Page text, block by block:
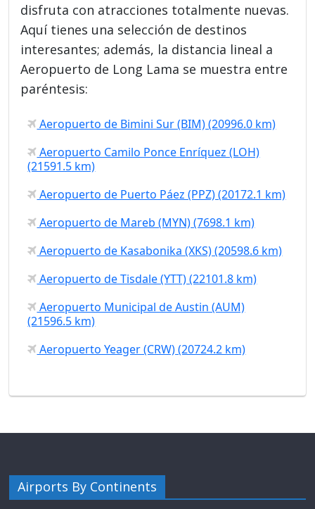
disfruta con atracciones totalmente nuevas.
Aquí tienes una selección de destinos
interesantes; además, la distancia lineal a
Aeropuerto de Long Lama se muestra entre
paréntesis:
Aeropuerto de Bimini Sur (BIM) (20996.0 km)
Aeropuerto Camilo Ponce Enríquez (LOH)
(21591.5 km)
Aeropuerto de Puerto Páez (PPZ) (20172.1 km)
Aeropuerto de Mareb (MYN) (7698.1 km)
Aeropuerto de Kasabonika (XKS) (20598.6 km)
Aeropuerto de Tisdale (YTT) (22101.8 km)
Aeropuerto Municipal de Austin (AUM)
(21596.5 km)
Aeropuerto Yeager (CRW) (20724.2 km)
Airports By Continents